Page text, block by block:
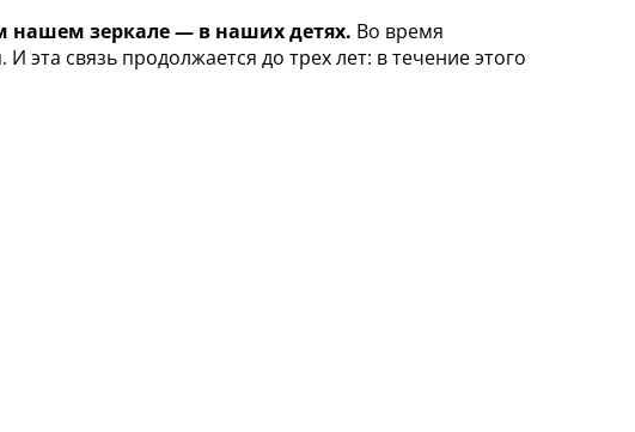
нашем зеркале — в наших детях. Во время
связь продолжается до трех лет: в течение этого